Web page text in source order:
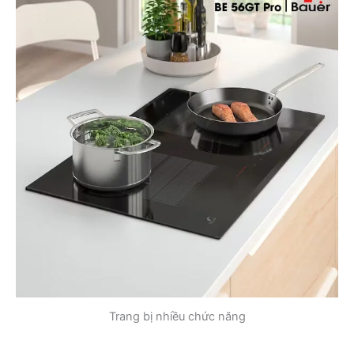
Trang bị nhiều chức năng